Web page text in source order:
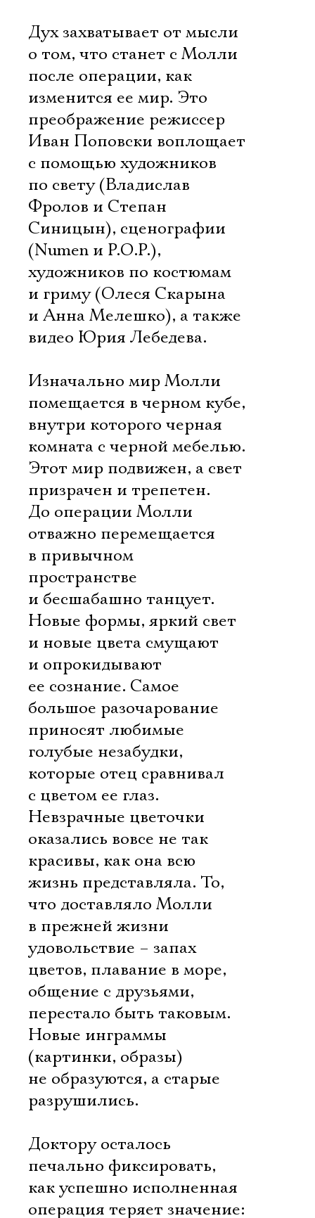
Дух захватывает от мысли
о том, что станет с Молли
после операции, как
изменится ее мир. Это
преображение режиссер
Иван Поповски воплощает
с помощью художников
по свету (Владислав
Фролов и Степан
Синицын), сценографии
(Numen и P.O.P.),
художников по костюмам
и гриму (Олеся Скарына
и Анна Мелешко), а также
видео Юрия Лебедева.
Изначально мир Молли
помещается в черном кубе,
внутри которого черная
комната с черной мебелью.
Этот мир подвижен, а свет
призрачен и трепетен.
До операции Молли
отважно перемещается
в привычном
пространстве
и бесшабашно танцует.
Новые формы, яркий свет
и новые цвета смущают
и опрокидывают
ее сознание. Самое
большое разочарование
приносят любимые
голубые незабудки,
которые отец сравнивал
с цветом ее глаз.
Невзрачные цветочки
оказались вовсе не так
красивы, как она всю
жизнь представляла. То,
что доставляло Молли
в прежней жизни
удовольствие – запах
цветов, плавание в море,
общение с друзьями,
перестало быть таковым.
Новые инграммы
(картинки, образы)
не образуются, а старые
разрушились.
Доктору осталось
печально фиксировать,
как успешно исполненная
операция теряет значение:
Электропочта